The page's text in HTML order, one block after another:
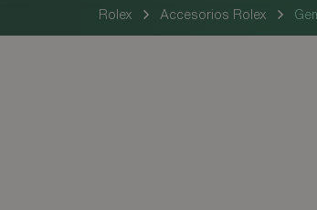
Rolex Accesorios Rolex